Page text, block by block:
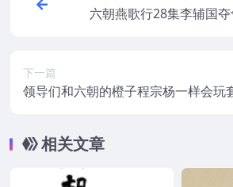
六朝燕歌行28集李辅国
下一篇
领导们和六朝的橙子程宗杨一样会玩
相关文章